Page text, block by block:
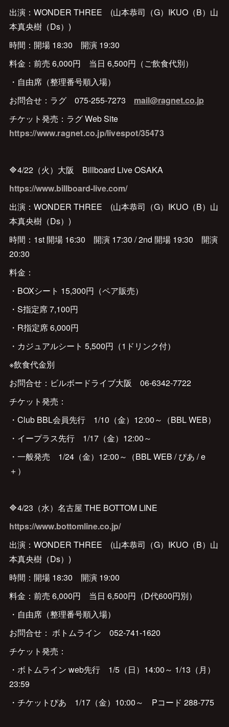
出演：WONDER THREE (山本恭司（G）IKUO（B）山
本真央樹（Ds）)
時間：開場 18:30 開演 19:30
料金：前売 6,000円 当日 6,500円（ご飲食代別）
・自由席（整理番号順入場）
お問合せ：ラグ 075-255-7273 mail@ragnet.co.jp
チケット発売：ラグ Web Site
https://www.ragnet.co.jp/livespot/35473
🔷4/22（火）大阪 Billboard Live OSAKA
https://www.billboard-live.com/
出演：WONDER THREE (山本恭司（G）IKUO（B）山
本真央樹（Ds）)
時間：1st 開場 16:30 開演 17:30 / 2nd 開場 19:30 開演
20:30
料金：
・BOXシート 15,300円（ペア販売）
・S指定席 7,100円
・R指定席 6,000円
・カジュアルシート 5,500円（1ドリンク付）
※飲食代金別
お問合せ：ビルボードライブ大阪 06-6342-7722
チケット発売：
・Club BBL会員先行 1/10（金）12:00～（BBL WEB）
・イープラス先行 1/17（金）12:00～
・一般発売 1/24（金）12:00～（BBL WEB / ぴあ / e
＋）
🔷4/23（水）名古屋 THE BOTTOM LINE
https://www.bottomline.co.jp/
出演：WONDER THREE (山本恭司（G）IKUO（B）山
本真央樹（Ds）)
時間：開場 18:30 開演 19:00
料金：前売 6,000円 当日 6,500円（D代600円別）
・自由席（整理番号順入場）
お問合せ： ボトムライン 052-741-1620
チケット発売：
・ボトムライン web先行 1/5（日）14:00～ 1/13（月）
23:59
・チケットぴあ 1/17（金）10:00～ Pコード 288-775